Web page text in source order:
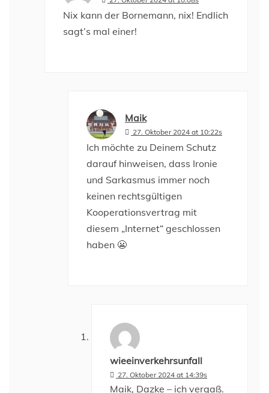
Nix kann der Bornemann, nix! Endlich
sagt’s mal einer!
Maik
27. Oktober 2024 at 10:22s
Ich möchte zu Deinem Schutz
darauf hinweisen, dass Ironie
und Sarkasmus immer noch
keinen rechtsgültigen
Kooperationsvertrag mit
diesem „Internet“ geschlossen
haben 😬
wieeinverkehrsunfall
27. Oktober 2024 at 14:39s
Maik, Dazke – ich vergaß.